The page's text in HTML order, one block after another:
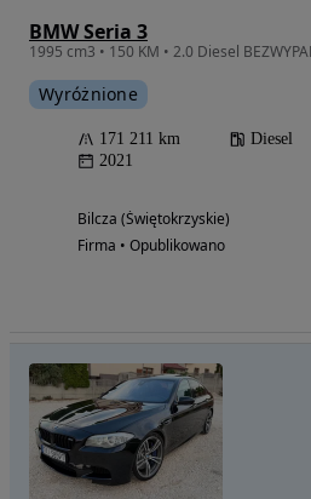
BMW Seria 3
Wyróżnione
171 211 km Diesel
2021
Bilcza (Świętokrzyskie)
Firma • Opublikowano